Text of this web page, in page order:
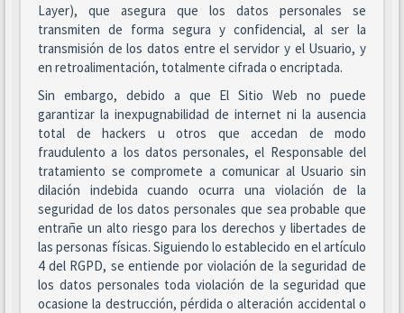
Layer), que asegura que los datos personales se
transmiten de forma segura y confidencial, al ser la
transmisión de los datos entre el servidor y el Usuario, y
en retroalimentación, totalmente cifrada o encriptada.
Sin embargo, debido a que El Sitio Web no puede
garantizar la inexpugnabilidad de internet ni la ausencia
total de hackers u otros que accedan de modo
fraudulento a los datos personales, el Responsable del
tratamiento se compromete a comunicar al Usuario sin
dilación indebida cuando ocurra una violación de la
seguridad de los datos personales que sea probable que
entrañe un alto riesgo para los derechos y libertades de
las personas físicas. Siguiendo lo establecido en el artículo
4 del RGPD, se entiende por violación de la seguridad de
los datos personales toda violación de la seguridad que
ocasione la destrucción, pérdida o alteración accidental o